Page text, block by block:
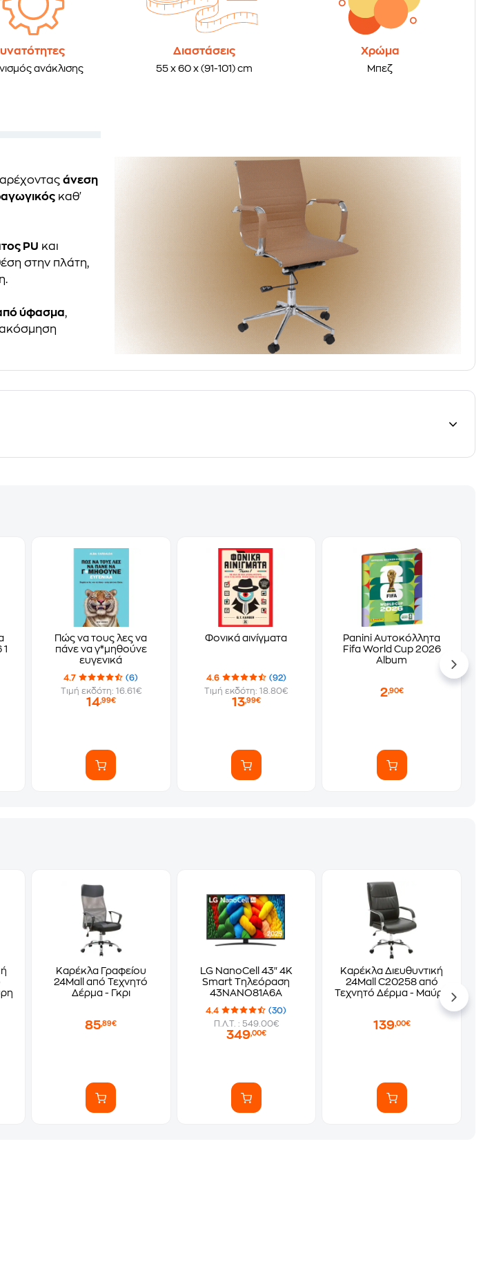
ανάκλισης
Διαστάσεις
55 x 60 x (91-101) cm
Χρώμα
Μπεζ
άνεση
καθ'
PU και
στην πλάτη,
ύφασμα,
Πώς να τους λες να
πάνε να γ*μηθούνε
ευγενικά
4.7
(6)
Τιμή εκδότη: 16.61€
14,99€
Φονικά αινίγματα
4.6
(92)
Τιμή εκδότη: 18.80€
13,99€
Panini Αυτοκόλλητα
Fifa World Cup 2026
Album
2,90€
Καρέκλα Γραφείου
24Mall από Τεχνητό
Δέρμα - Γκρι
85,89€
LG NanoCell 43" 4K
Smart Τηλεόραση
43NANO81A6A
4.4
(30)
Π.Λ.Τ. : 549.00€
349,00€
Καρέκλα Διευθυντική
24Mall C20258 από
Τεχνητό Δέρμα - Μαύρη
139,00€